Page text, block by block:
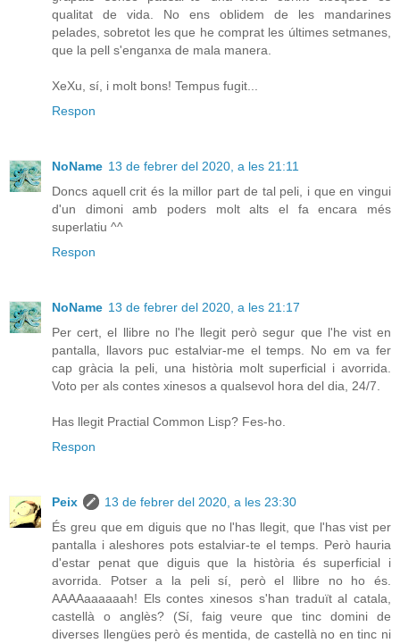
qualitat de vida. No ens oblidem de les mandarines
pelades, sobretot les que he comprat les últimes setmanes,
que la pell s'enganxa de mala manera.
XeXu, sí, i molt bons! Tempus fugit...
Respon
NoName 13 de febrer del 2020, a les 21:11
Doncs aquell crit és la millor part de tal peli, i que en vingui
d'un dimoni amb poders molt alts el fa encara més
superlatiu ^^
Respon
NoName 13 de febrer del 2020, a les 21:17
Per cert, el llibre no l'he llegit però segur que l'he vist en
pantalla, llavors puc estalviar-me el temps. No em va fer
cap gràcia la peli, una història molt superficial i avorrida.
Voto per als contes xinesos a qualsevol hora del dia, 24/7.
Has llegit Practial Common Lisp? Fes-ho.
Respon
Peix
13 de febrer del 2020, a les 23:30
És greu que em diguis que no l'has llegit, que l'has vist per
pantalla i aleshores pots estalviar-te el temps. Però hauria
d'estar penat que diguis que la història és superficial i
avorrida. Potser a la peli sí, però el llibre no ho és.
AAAAaaaaaah! Els contes xinesos s'han traduït al catala,
castellà o anglès? (Sí, faig veure que tinc domini de
diverses llengües però és mentida, de castellà no en tinc ni